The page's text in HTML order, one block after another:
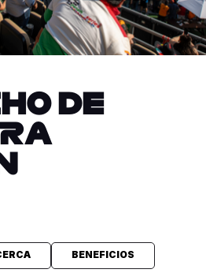
DE
BENEFICIOS